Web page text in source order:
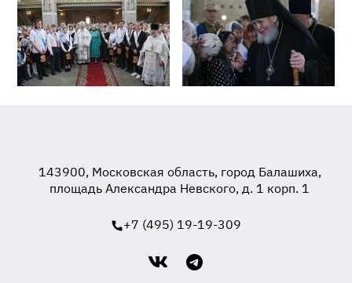
143900, Московская область, город Балашиха,
площадь Александра Невского, д. 1 корп. 1
+7 (495) 19-19-309